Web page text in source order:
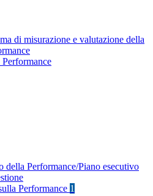
di misurazione e valutazione della
della Performance/Piano esecutivo
Performance 1